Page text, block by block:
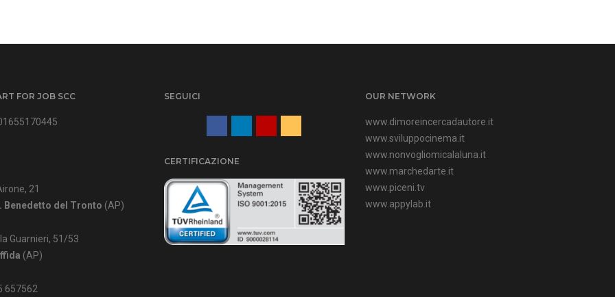
FOR JOB SCC
21
Benedetto del Tronto (AP)
Guarnieri, 51/53
(AP)
657562
SEGUICI
CERTIFICAZIONE
OUR NETWORK
www.dimoreincercadautore.it
www.sviluppocinema.it
www.nonvogliomicalaluna.it
www.marchedarte.it
www.piceni.tv
www.appylab.it